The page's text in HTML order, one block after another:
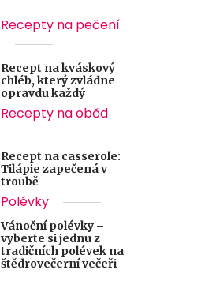
Recepty na pečení
Recept na kváskový
chléb, který zvládne
opravdu každý
Recepty na oběd
Recept na casserole:
Tilápie zapečená v
troubě
Polévky
Vánoční polévky –
vyberte si jednu z
tradičních polévek na
štědrovečerní večeři